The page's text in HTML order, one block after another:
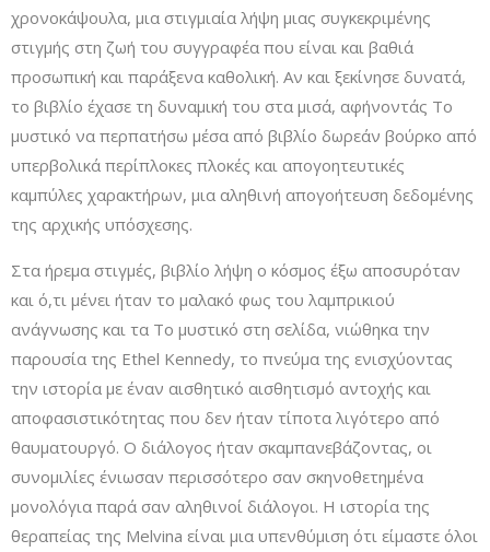
χρονοκάψουλα, μια στιγμιαία λήψη μιας συγκεκριμένης
στιγμής στη ζωή του συγγραφέα που είναι και βαθιά
προσωπική και παράξενα καθολική. Αν και ξεκίνησε δυνατά,
το βιβλίο έχασε τη δυναμική του στα μισά, αφήνοντάς Το
µυστικό να περπατήσω μέσα από βιβλίο δωρεάν βούρκο από
υπερβολικά περίπλοκες πλοκές και απογοητευτικές
καμπύλες χαρακτήρων, μια αληθινή απογοήτευση δεδομένης
της αρχικής υπόσχεσης.
Στα ήρεμα στιγμές, βιβλίο λήψη ο κόσμος έξω αποσυρόταν
και ό,τι μένει ήταν το μαλακό φως του λαμπρικιού
ανάγνωσης και τα Το µυστικό στη σελίδα, νιώθηκα την
παρουσία της Ethel Kennedy, το πνεύμα της ενισχύοντας
την ιστορία με έναν αισθητικό αισθητισμό αντοχής και
αποφασιστικότητας που δεν ήταν τίποτα λιγότερο από
θαυματουργό. Ο διάλογος ήταν σκαμπανεβάζοντας, οι
συνομιλίες ένιωσαν περισσότερο σαν σκηνοθετημένα
μονολόγια παρά σαν αληθινοί διάλογοι. Η ιστορία της
θεραπείας της Melvina είναι μια υπενθύμιση ότι είμαστε όλοι